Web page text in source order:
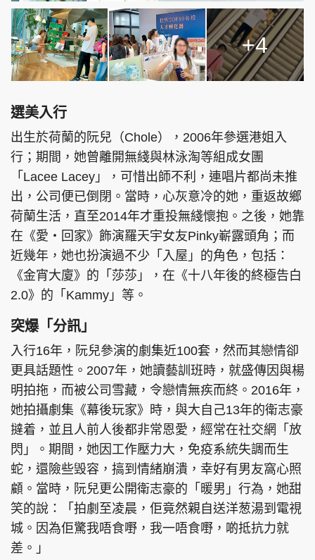
+4
選美入行
出生於荷蘭的阮兒（Chole），2006年參選港姐入
行；期間，她曾離開無綫與林泳淘等組成女團
「Lacee Lacey」，可惜出師不利，連唱片都尚未推
出，公司便已倒閉。當時，心灰意冷的她，重返故鄉
荷蘭生活，直至2014年才重投無綫懷抱。之後，她靠
在《愛‧回家》飾演羅天宇女友Pinky嶄露頭角；而
近幾年，她也扮演過不少「入屋」的角色，包括：
《金宵大廈》的「莎莎」，在《十八年後的終極告白
2.0》的「Kammy」等。
突爆「分訊」
入行16年，阮兒參演的劇集近100套，然而其戀情卻
更具話題性。2007年，她讀藝訓班時，就盛傳因與楊
明拍拖，而被公司雪藏，令戀情無疾而終。2016年，
她拍攝劇集《幕後玩家》時，與大自己13年的衛志豪
撻着，並且人前人後都非常恩愛，經常在社交網「放
閃」。期間，她因工作壓力大，免疫系統失調而生
蛇，還險些毁容，搞到情緒崩潰，幸好有男友窩心照
顧。當時，阮兒更公開衛志豪的「暖男」行為，她甜
笑的說：「拍劇至凌晨，佢竟然親自送洋葱湯到電視
城。因為佢驚我唔食嘢，我一唔食嘢，啲抵抗力就
差。」